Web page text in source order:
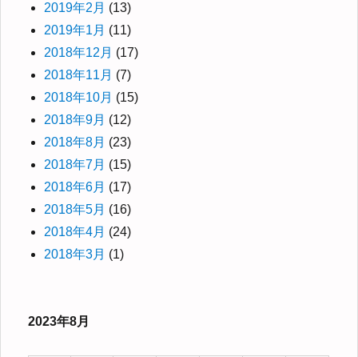
2019年2月 (13)
2019年1月 (11)
2018年12月 (17)
2018年11月 (7)
2018年10月 (15)
2018年9月 (12)
2018年8月 (23)
2018年7月 (15)
2018年6月 (17)
2018年5月 (16)
2018年4月 (24)
2018年3月 (1)
2023年8月